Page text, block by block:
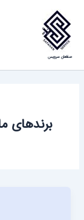
محتواصفاهان سرویس
برندهای